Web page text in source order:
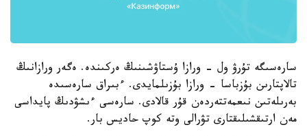
سارەسىگە تۇرۋ ول - ورازا ۇستاۋشىنىڭ ەركىندە. ەگەر ورازانىڭ
تالاپتارىن بۇزباسا - ورازا بۇزىلمايدى. ءبىراق سارەسىدە
بەرىلەتىن نىعمەتتەردەن قۇر قالادى. سارەسى ءىشۋدىڭ پايداسى
مەن ارتىقشىلىقتارى تۋرالى وتە كوپ حاديس بار.